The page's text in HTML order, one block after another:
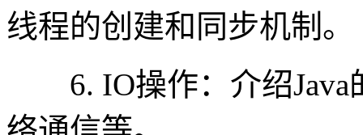
线程的创建和同步机制。
6. IO操作：介绍Java